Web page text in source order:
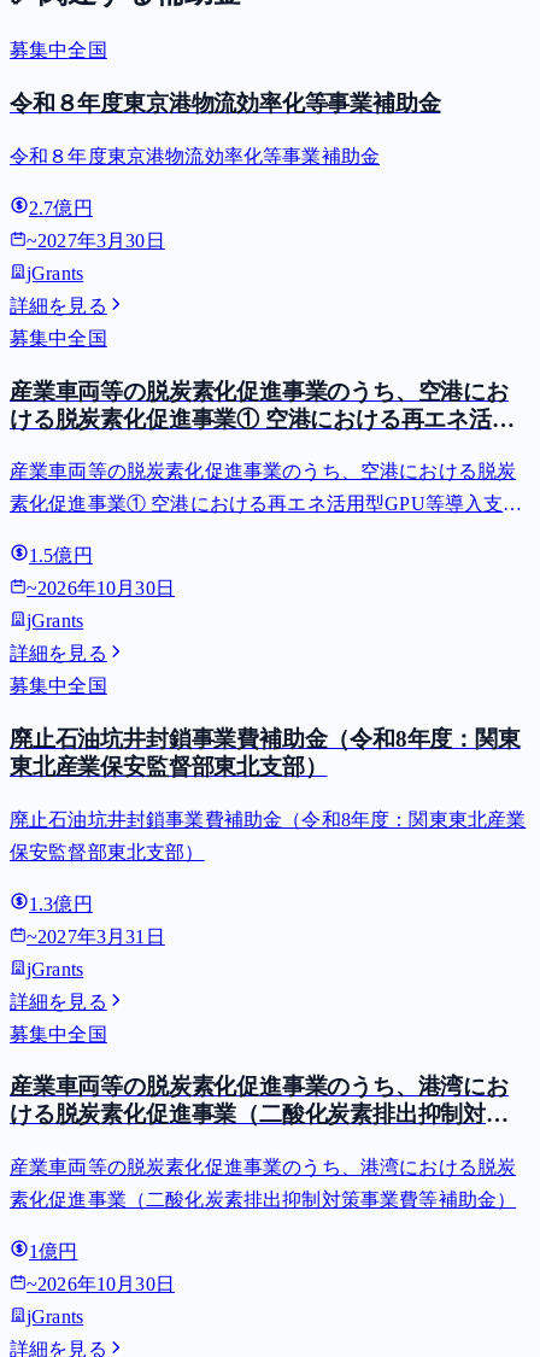
募集中全国
令和８年度東京港物流効率化等事業補助金
令和８年度東京港物流効率化等事業補助金
2.7億円
~2027年3月30日
jGrants
詳細を見る
募集中全国
産業車両等の脱炭素化促進事業のうち、空港にお
ける脱炭素化促進事業① 空港における再エネ活用
費等補助金）
産業車両等の脱炭素化促進事業のうち、空港における脱炭
素化促進事業① 空港における再エネ活用型GPU等導入支援
1.5億円
~2026年10月30日
jGrants
詳細を見る
募集中全国
廃止石油坑井封鎖事業費補助金（令和8年度：関東
東北産業保安監督部東北支部）
廃止石油坑井封鎖事業費補助金（令和8年度：関東東北産業
保安監督部東北支部）
1.3億円
~2027年3月31日
jGrants
詳細を見る
募集中全国
産業車両等の脱炭素化促進事業のうち、港湾にお
ける脱炭素化促進事業（二酸化炭素排出抑制対策
産業車両等の脱炭素化促進事業のうち、港湾における脱炭
素化促進事業（二酸化炭素排出抑制対策事業費等補助金）
1億円
~2026年10月30日
jGrants
詳細を見る